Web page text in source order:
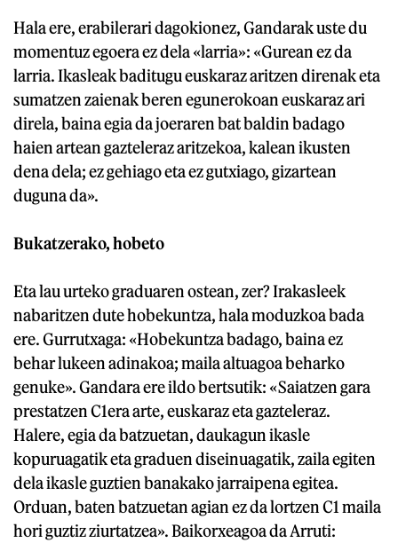
Hala ere, erabilerari dagokionez, Gandarak uste du
momentuz egoera ez dela «larria»: «Gurean ez da
larria. Ikasleak baditugu euskaraz aritzen direnak eta
sumatzen zaienak beren egunerokoan euskaraz ari
direla, baina egia da joeraren bat baldin badago
haien artean gazteleraz aritzekoa, kalean ikusten
dena dela; ez gehiago eta ez gutxiago, gizartean
duguna da».
Bukatzerako, hobeto
Eta lau urteko graduaren ostean, zer? Irakasleek
nabaritzen dute hobekuntza, hala moduzkoa bada
ere. Gurrutxaga: «Hobekuntza badago, baina ez
behar lukeen adinakoa; maila altuagoa beharko
genuke». Gandara ere ildo bertsutik: «Saiatzen gara
prestatzen C1era arte, euskaraz eta gazteleraz.
Halere, egia da batzuetan, daukagun ikasle
kopuruagatik eta graduen diseinuagatik, zaila egiten
dela ikasle guztien banakako jarraipena egitea.
Orduan, baten batzuetan agian ez da lortzen C1 maila
hori guztiz ziurtatzea». Baikorxeagoa da Arruti: